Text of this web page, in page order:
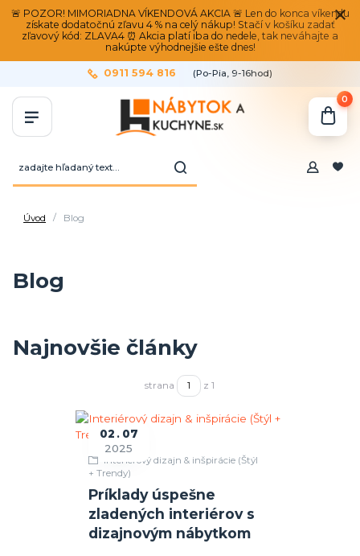
🚨 POZOR! MIMORIADNA VÍKENDOVÁ AKCIA 🚨 Len do konca víkendu
získate dodatočnú zľavu 4 % na celý nákup! Stačí v košíku zadať
zľavový kód: ZLAVA4 ⏰ Akcia platí iba do nedele, tak neváhajte a
nakúpte výhodnejšie ešte dnes!
0911 594 816 (Po-Pia, 9-16hod)
0
Úvod Blog
Blog
Najnovšie články
strana z 1
Príklady úspešne
zladených interiérov s
dizajnovým nábytkom
02
07
2025
Interiérový dizajn & inšpirácie (Štýl
+ Trendy)